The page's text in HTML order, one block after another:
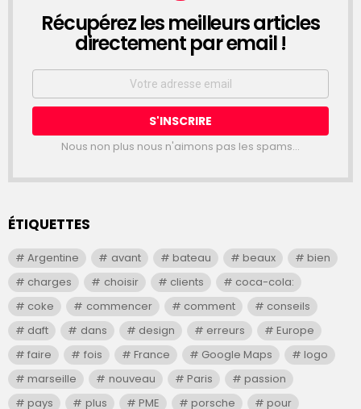
NEWSLETTER
Récupérez les meilleurs articles
directement par email !
Email
Nous non plus nous n'aimons pas les spams...
ÉTIQUETTES
Argentine avant bateau beaux
bien
charges
choisir clients
coca-cola:
coke
commencer comment
conseils
daft
dans design erreurs
Europe
faire
fois France Google Maps
logo
marseille
nouveau Paris
passion
pays
plus PME porsche pour